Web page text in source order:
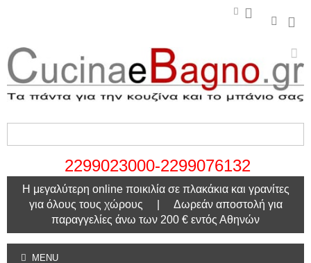
2299023000-2299076132
Η μεγαλύτερη online ποικιλία σε πλακάκια και γρανίτες
για όλους τους χώρους | Δωρεάν αποστολή για
παραγγελίες άνω των 200 € εντός Αθηνών
MENU